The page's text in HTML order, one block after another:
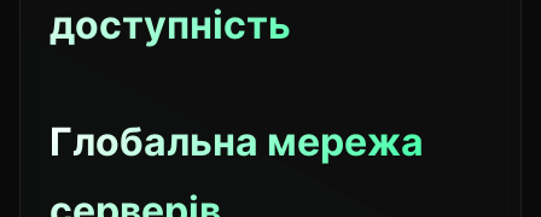
доступність
Глобальна мережа